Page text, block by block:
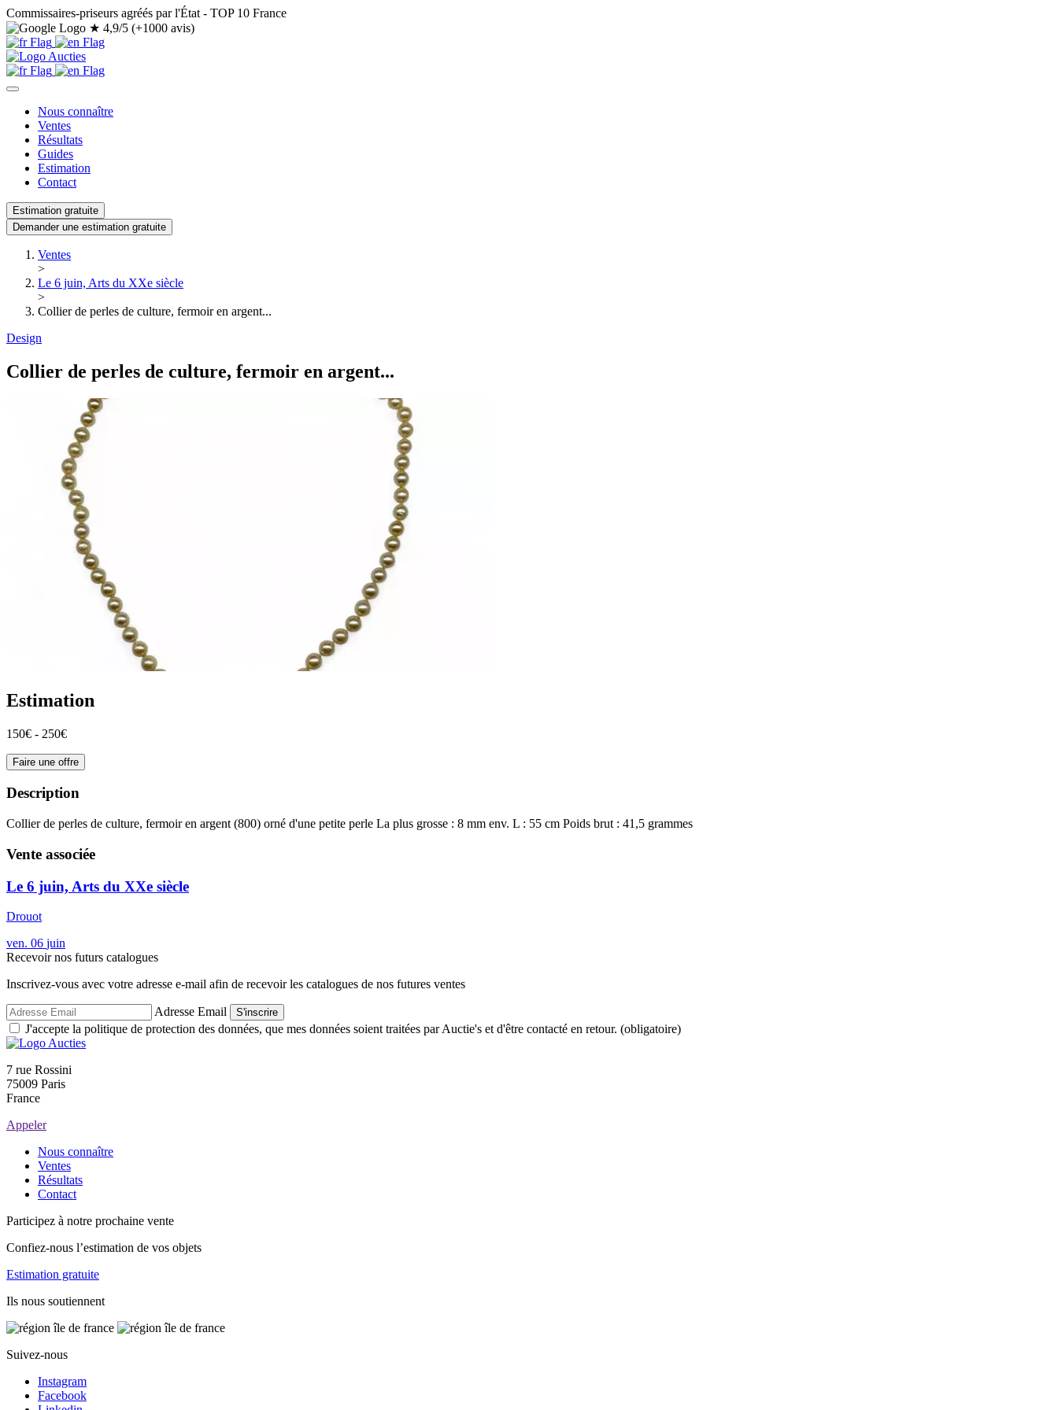
Commissaires-priseurs agréés par l'État - TOP 10 France
★ 4,9/5 (+1000 avis)
Nous connaître
Ventes
Résultats
Guides
Estimation
Contact
Estimation gratuite
Demander une estimation gratuite
Ventes
>
Le 6 juin, Arts du XXe siècle
>
Collier de perles de culture, fermoir en argent...
Design
Collier de perles de culture, fermoir en argent...
Estimation
150€ - 250€
Faire une offre
Description
Collier de perles de culture, fermoir en argent (800) orné d'une petite perle La plus grosse : 8 mm env. L : 55 cm Poids brut : 41,5 grammes
Vente associée
Le 6 juin, Arts du XXe siècle
Drouot
ven. 06 juin
Recevoir nos futurs catalogues
Inscrivez-vous avec votre adresse e-mail afin de recevoir les catalogues de nos futures ventes
Adresse Email S'inscrire
J'accepte la politique de protection des données, que mes données soient traitées par Auctie's et d'être contacté en retour. (obligatoire)
7 rue Rossini
75009 Paris
France
Appeler
Nous connaître
Ventes
Résultats
Contact
Participez à notre prochaine vente
Confiez-nous l’estimation de vos objets
Estimation gratuite
Ils nous soutiennent
Suivez-nous
Instagram
Facebook